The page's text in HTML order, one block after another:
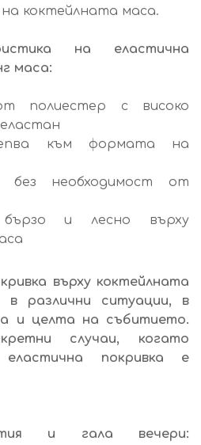
коктейлната маса.
на еластична
маса:
полиестер с високо
към формата на
необходимост от
и лесно върху
върху коктейлната
различни ситуации, в
и целта на събитието.
случаи, когато
покривка е
и гала вечери: